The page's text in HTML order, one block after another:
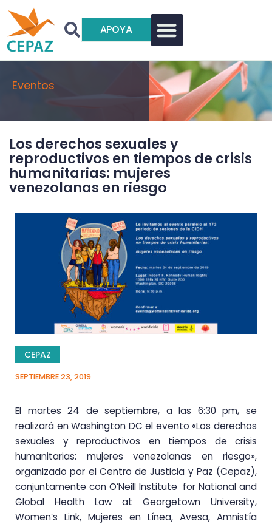
APOYA
Eventos
Los derechos sexuales y
reproductivos en tiempos de crisis
humanitarias: mujeres
venezolanas en riesgo
CEPAZ
SEPTIEMBRE 23, 2019
El martes 24 de septiembre, a las 6:30 pm, se
realizará en Washington DC el evento «Los derechos
sexuales y reproductivos en tiempos de crisis
humanitarias: mujeres venezolanas en riesgo»,
organizado por el Centro de Justicia y Paz (Cepaz),
conjuntamente con O’Neill Institute for National and
Global Health Law at Georgetown University,
Women’s Link, Mujeres en Línea, Avesa, Amnistía